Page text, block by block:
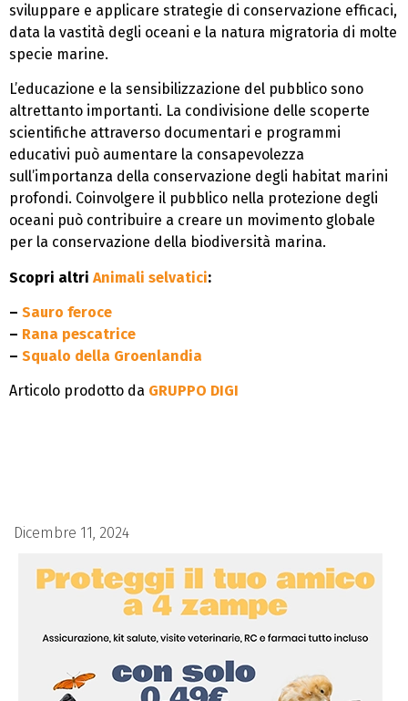
sviluppare e applicare strategie di conservazione efficaci,
data la vastità degli oceani e la natura migratoria di molte
specie marine.
L’educazione e la sensibilizzazione del pubblico sono
altrettanto importanti. La condivisione delle scoperte
scientifiche attraverso documentari e programmi
educativi può aumentare la consapevolezza
sull’importanza della conservazione degli habitat marini
profondi. Coinvolgere il pubblico nella protezione degli
oceani può contribuire a creare un movimento globale
per la conservazione della biodiversità marina.
Scopri altri Animali selvatici:
– Sauro feroce
– Rana pescatrice
– Squalo della Groenlandia
Articolo prodotto da GRUPPO DIGI
Dicembre 11, 2024